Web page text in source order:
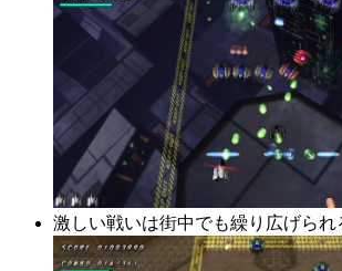
激しい戦いは街中でも繰り広げられ